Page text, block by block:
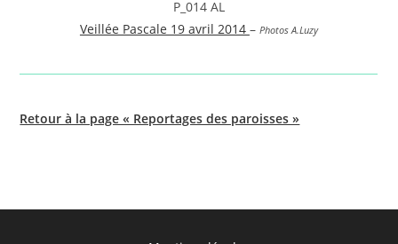
Veillée Pascale 19 avril 2014 – Photos A.Luzy
Retour à la page « Reportages des paroisses »